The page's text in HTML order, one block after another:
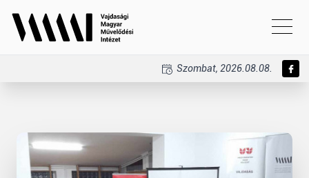
Szombat, 2026.08.08.